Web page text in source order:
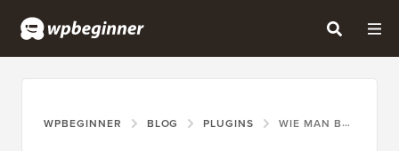
WPBEGINNER BLOG PLUGINS WIE MAN BEITRÄGE UND SEITEN IN WORDPRESS IN GROSSEN MENGEN HINZUFÜGT (BESTE METHODE)